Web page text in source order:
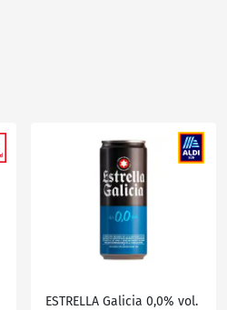
ESTRELLA Galicia 0,0% vol.